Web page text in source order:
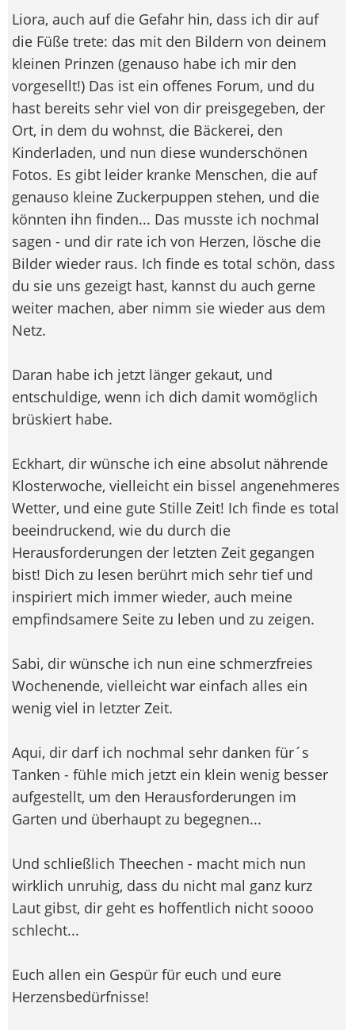
Liora, auch auf die Gefahr hin, dass ich dir auf
die Füße trete: das mit den Bildern von deinem
kleinen Prinzen (genauso habe ich mir den
vorgesellt!) Das ist ein offenes Forum, und du
hast bereits sehr viel von dir preisgegeben, der
Ort, in dem du wohnst, die Bäckerei, den
Kinderladen, und nun diese wunderschönen
Fotos. Es gibt leider kranke Menschen, die auf
genauso kleine Zuckerpuppen stehen, und die
könnten ihn finden... Das musste ich nochmal
sagen - und dir rate ich von Herzen, lösche die
Bilder wieder raus. Ich finde es total schön, dass
du sie uns gezeigt hast, kannst du auch gerne
weiter machen, aber nimm sie wieder aus dem
Netz.
Daran habe ich jetzt länger gekaut, und
entschuldige, wenn ich dich damit womöglich
brüskiert habe.
Eckhart, dir wünsche ich eine absolut nährende
Klosterwoche, vielleicht ein bissel angenehmeres
Wetter, und eine gute Stille Zeit! Ich finde es total
beeindruckend, wie du durch die
Herausforderungen der letzten Zeit gegangen
bist! Dich zu lesen berührt mich sehr tief und
inspiriert mich immer wieder, auch meine
empfindsamere Seite zu leben und zu zeigen.
Sabi, dir wünsche ich nun eine schmerzfreies
Wochenende, vielleicht war einfach alles ein
wenig viel in letzter Zeit.
Aqui, dir darf ich nochmal sehr danken für´s
Tanken - fühle mich jetzt ein klein wenig besser
aufgestellt, um den Herausforderungen im
Garten und überhaupt zu begegnen...
Und schließlich Theechen - macht mich nun
wirklich unruhig, dass du nicht mal ganz kurz
Laut gibst, dir geht es hoffentlich nicht soooo
schlecht...
Euch allen ein Gespür für euch und eure
Herzensbedürfnisse!